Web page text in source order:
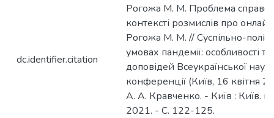
dc.identifier.citation
Рогожа М. М. Проблема
контексті розмислів про
Рогожа М. М. // Суспільно-
умовах пандемії: особливості
доповідей Всеукраїнської
конференції (Київ, 16 квітня
А. А. Кравченко. - Київ : Київ.
2021. - С. 122-125.